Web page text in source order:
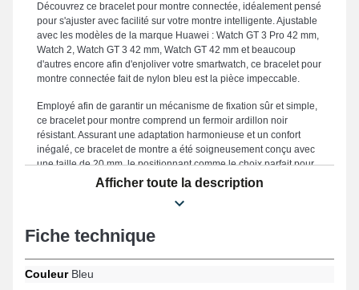
Découvrez ce bracelet pour montre connectée, idéalement pensé
pour s'ajuster avec facilité sur votre montre intelligente. Ajustable
avec les modèles de la marque Huawei : Watch GT 3 Pro 42 mm,
Watch 2, Watch GT 3 42 mm, Watch GT 42 mm et beaucoup
d'autres encore afin d'enjoliver votre smartwatch, ce bracelet pour
montre connectée fait de nylon bleu est la pièce impeccable.
Employé afin de garantir un mécanisme de fixation sûr et simple,
ce bracelet pour montre comprend un fermoir ardillon noir
résistant. Assurant une adaptation harmonieuse et un confort
inégalé, ce bracelet de montre a été soigneusement conçu avec
une taille de 20 mm, le positionnant comme le choix parfait pour
vos besoins spécifiques. Puisque il est solide, ce bracelet pour
montre constitue un choix approprié destiné à en renouveler un
abîmé ou usagé. La teinte bleue prestigieuse de ce genre de
temps. Une fermeture ardillon haut de gamme est positionnée
Watch GT 42 mm, Watch 2 et beaucoup d'autres de la marque
Afficher toute la description
Fiche technique
CouleurBleu